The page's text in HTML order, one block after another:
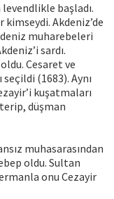
başladı.
Akdeniz’de
muharebeleri
sardı.
Cesaret ve
(1683). Aynı
kuşatmaları
düşman
muhasarasından
oldu. Sultan
onu Cezayir